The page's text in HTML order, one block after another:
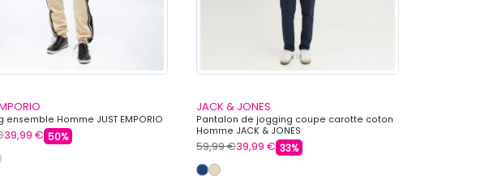
ensemble Homme JUST EMPORIO
39,99 € 50%
JACK & JONES
Pantalon de jogging coupe carotte coton
Homme JACK & JONES
59,99 €39,99 € 33%